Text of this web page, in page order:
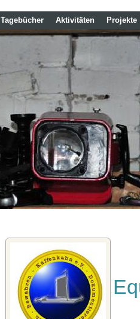
Tagebücher Aktivitäten Projekte